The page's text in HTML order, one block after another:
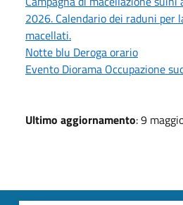
2026. Calendario dei raduni per
macellati.
Notte blu Deroga orario
Evento Diorama Occupazione
Ultimo aggiornamento: 9